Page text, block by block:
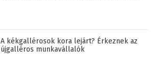
A kékgallérosok kora lejárt? Érkeznek az
újgalléros munkavállalók